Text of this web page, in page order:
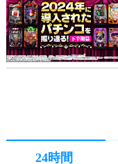
24時間